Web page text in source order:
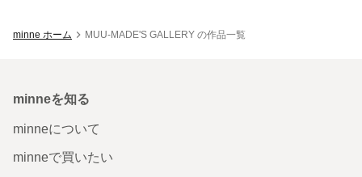
minne ホーム MUU-MADE'S GALLERY の作品一覧
minneを知る
minneについて
minneで買いたい